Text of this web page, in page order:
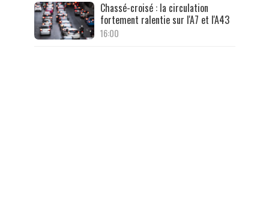
Chassé-croisé : la circulation
fortement ralentie sur l'A7 et l'A43
16:00